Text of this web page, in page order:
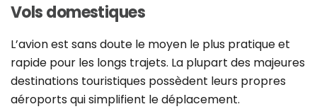
Vols domestiques
L’avion est sans doute le moyen le plus pratique et
rapide pour les longs trajets. La plupart des majeures
destinations touristiques possèdent leurs propres
aéroports qui simplifient le déplacement.